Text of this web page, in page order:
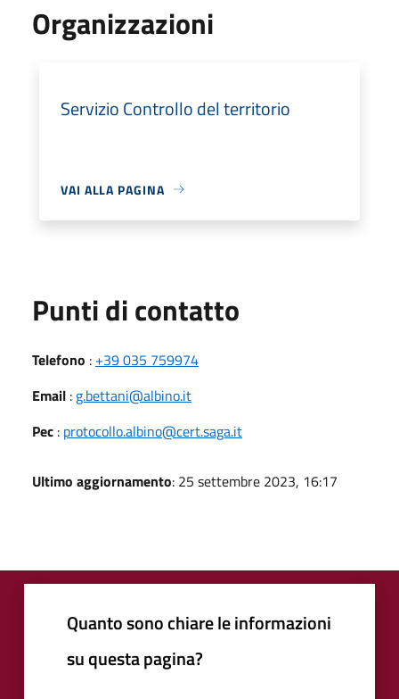
Organizzazioni
Servizio Controllo del territorio
VAI ALLA PAGINA
Punti di contatto
Telefono : +39 035 759974
Email : g.bettani@albino.it
Pec : protocollo.albino@cert.saga.it
Ultimo aggiornamento: 25 settembre 2023, 16:17
Quanto sono chiare le informazioni
su questa pagina?